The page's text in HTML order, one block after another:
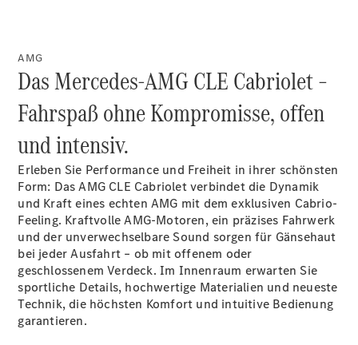
Leasing
Privatkunden
Leasing
Gewerbekunden
Finanzierung
Privatkunden
Finanzierung
Gewerbekunden
Kurzfristig
verfügbare
Angebote
V-Klasse
V-Klasse
Marco Polo
Limousinen
AMG
Das Mercedes-AMG CLE Cabriolet –
Fahrspaß ohne Kompromisse, offen
und intensiv.
Erleben Sie Performance und Freiheit in ihrer schönsten
Form: Das AMG CLE Cabriolet verbindet die Dynamik
und Kraft eines echten AMG mit dem exklusiven Cabrio-
Feeling. Kraftvolle AMG-Motoren, ein präzises Fahrwerk
und der unverwechselbare Sound sorgen für Gänsehaut
bei jeder Ausfahrt – ob mit offenem oder
geschlossenem Verdeck. Im Innenraum erwarten Sie
sportliche Details, hochwertige Materialien und neueste
Technik, die höchsten Komfort und intuitive Bedienung
garantieren.